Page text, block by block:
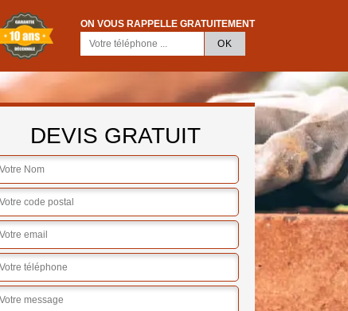
ON VOUS RAPPELLE GRATUITEMENT
DEVIS GRATUIT